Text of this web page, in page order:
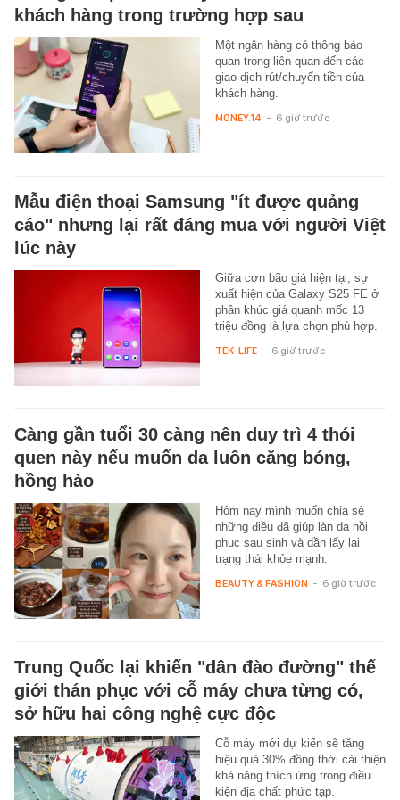
khách hàng trong trường hợp sau
Một ngân hàng có thông báo
quan trọng liên quan đến các
giao dịch rút/chuyển tiền của
khách hàng.
MONEY.14 - 6 giờ trước
Mẫu điện thoại Samsung "ít được quảng
cáo" nhưng lại rất đáng mua với người Việt
lúc này
Giữa cơn bão giá hiện tại, sự
xuất hiện của Galaxy S25 FE ở
phân khúc giá quanh mốc 13
triệu đồng là lựa chọn phù hợp.
TEK-LIFE - 6 giờ trước
Càng gần tuổi 30 càng nên duy trì 4 thói
quen này nếu muốn da luôn căng bóng,
hồng hào
Hôm nay mình muốn chia sẻ
những điều đã giúp làn da hồi
phục sau sinh và dần lấy lại
trạng thái khỏe mạnh.
BEAUTY & FASHION - 6 giờ trước
Trung Quốc lại khiến "dân đào đường" thế
giới thán phục với cỗ máy chưa từng có,
sở hữu hai công nghệ cực độc
Cỗ máy mới dự kiến sẽ tăng
hiệu quả 30% đồng thời cải thiện
khả năng thích ứng trong điều
kiện địa chất phức tạp.